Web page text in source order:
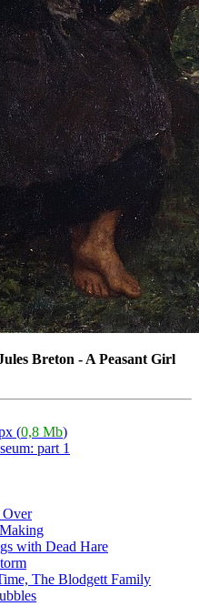
Breton - A Peasant Girl
(0,8 Mb)
part 1